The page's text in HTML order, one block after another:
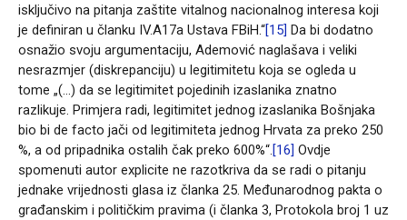
isključivo na pitanja zaštite vitalnog nacionalnog interesa koji
je definiran u članku IV.A17a Ustava FBiH.“[15] Da bi dodatno
osnažio svoju argumentaciju, Ademović naglašava i veliki
nesrazmjer (diskrepanciju) u legitimitetu koja se ogleda u
tome „(…) da se legitimitet pojedinih izaslanika znatno
razlikuje. Primjera radi, legitimitet jednog izaslanika Bošnjaka
bio bi de facto jači od legitimiteta jednog Hrvata za preko 250
%, a od pripadnika ostalih čak preko 600%“. [16] Ovdje
spomenuti autor explicite ne razotkriva da se radi o pitanju
jednake vrijednosti glasa iz članka 25. Međunarodnog pakta o
građanskim i političkim pravima (i članka 3, Protokola broj 1 uz